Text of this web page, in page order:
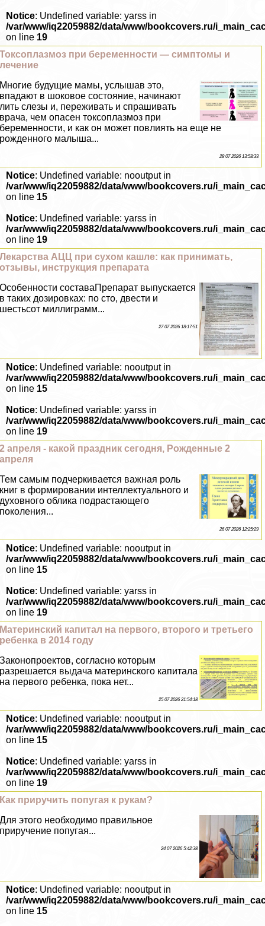
Notice: Undefined variable: yarss in
/var/www/iq22059882/data/www/bookcovers.ru/
on line 19
Токсоплазмоз при беременности — симптомы и
лечение
Многие будущие мамы, услышав это,
впадают в шоковое состояние, начинают
лить слезы и, переживать и спрашивать
врача, чем опасен токсоплазмоз при
беременности, и как он может повлиять на еще не
рожденного малыша...
28 07 2026 13:58:33
Notice: Undefined variable: nooutput in
/var/www/iq22059882/data/www/bookcovers.ru/
on line 15
Notice: Undefined variable: yarss in
/var/www/iq22059882/data/www/bookcovers.ru/
on line 19
Лекарства АЦЦ при сухом кашле: как принимать,
отзывы, инструкция препарата
Особенности составаПрепарат выпускается
в таких дозировках: по сто, двести и
шестьсот миллиграмм...
27 07 2026 18:17:51
Notice: Undefined variable: nooutput in
/var/www/iq22059882/data/www/bookcovers.ru/
on line 15
Notice: Undefined variable: yarss in
/var/www/iq22059882/data/www/bookcovers.ru/
on line 19
2 апреля - какой праздник сегодня, Рожденные 2
апреля
Тем самым подчеркивается важная роль
книг в формировании интеллектуального и
духовного облика подрастающего
поколения...
26 07 2026 12:25:29
Notice: Undefined variable: nooutput in
/var/www/iq22059882/data/www/bookcovers.ru/
on line 15
Notice: Undefined variable: yarss in
/var/www/iq22059882/data/www/bookcovers.ru/
on line 19
Материнский капитал на первого, второго и третьего
ребенка в 2014 году
Законопроектов, согласно которым
разрешается выдача материнского капитала
на первого ребенка, пока нет...
25 07 2026 21:54:18
Notice: Undefined variable: nooutput in
/var/www/iq22059882/data/www/bookcovers.ru/
on line 15
Notice: Undefined variable: yarss in
/var/www/iq22059882/data/www/bookcovers.ru/
on line 19
Как приручить попугая к рукам?
Для этого необходимо правильное
приручение попугая...
24 07 2026 5:42:38
Notice: Undefined variable: nooutput in
/var/www/iq22059882/data/www/bookcovers.ru/
on line 15